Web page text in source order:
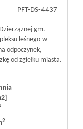
PFT-DS-4437
gm.
leśnego w
odpoczynek,
od zgiełku miasta.
2